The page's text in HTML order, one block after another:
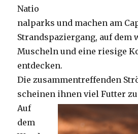
Natio
nalparks und machen am
Strandspaziergang, auf dem
Muscheln und eine riesige
entdecken.
Die zusammentreffenden
scheinen ihnen viel Futter
Auf
dem